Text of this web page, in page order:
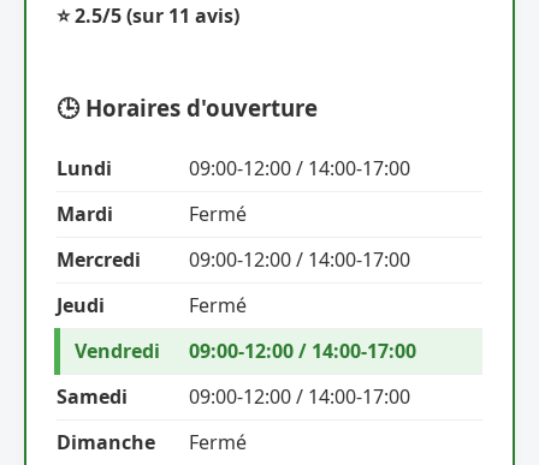
⭐ 2.5/5(sur 11 avis)
🕒 Horaires d'ouverture
Lundi
09:00-12:00 / 14:00-17:00
Mardi
Fermé
Mercredi
09:00-12:00 / 14:00-17:00
Jeudi
Fermé
Vendredi
09:00-12:00 / 14:00-17:00
Samedi
09:00-12:00 / 14:00-17:00
Dimanche
Fermé